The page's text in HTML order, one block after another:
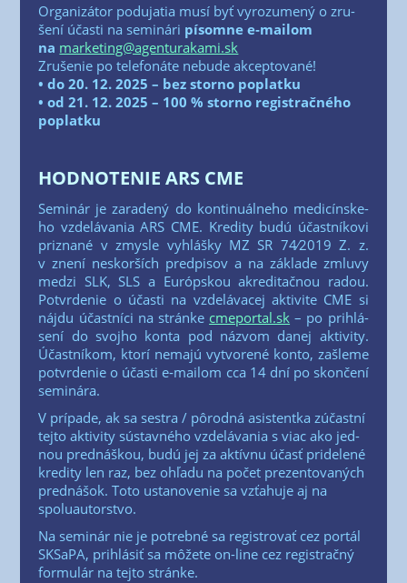
Orga­ni­zá­tor podu­ja­tia musí byť vyro­zu­me­ný o zru­
še­ní účas­ti na semi­ná­ri písom­ne e‑mailom
na marketing@agenturakami.sk
Zru­še­nie po tele­fo­ná­te nebu­de akcep­to­va­né!
• do 20. 12. 2025 – bez stor­no poplat­ku
• od 21. 12. 2025 – 100 % stor­no regis­trač­né­ho
poplatku
HODNOTENIE ARS CME
Semi­nár je zara­de­ný do kon­ti­nu­ál­ne­ho medi­cín­ske­
ho vzde­lá­va­nia ARS CME. Kre­di­ty budú účast­ní­ko­vi
pri­zna­né v zmys­le vyhláš­ky MZ SR 74⁄2019 Z. z.
v zne­ní neskor­ších pred­pi­sov a na zákla­de zmlu­vy
medzi SLK, SLS a Európ­skou akre­di­tač­nou radou.
Potvr­de­nie o účas­ti na vzde­lá­va­cej akti­vi­te CME si
náj­du účast­ní­ci na strán­ke cmeportal.sk – po pri­hlá­
se­ní do svoj­ho kon­ta pod náz­vom danej akti­vi­ty.
Účast­ní­kom, kto­rí nema­jú vytvo­re­né kon­to, zašle­me
potvr­de­nie o účas­ti e‑mailom cca 14 dní po skon­če­ní
seminára.
V prí­pa­de, ak sa ses­tra /​ pôrod­ná asis­tent­ka zúčast­ní
tej­to akti­vi­ty sústav­né­ho vzde­lá­va­nia s viac ako jed­
nou pred­náš­kou, budú jej za aktív­nu účasť pri­de­le­né
kre­di­ty len raz, bez ohľa­du na počet pre­zen­to­va­ných
pred­ná­šok. Toto usta­no­ve­nie sa vzťa­hu­je aj na
spoluautorstvo.
Na semi­nár nie je potreb­né sa regis­tro­vať cez por­tál
SKSa­PA, pri­hlá­siť sa môže­te on-line cez regis­trač­ný
for­mu­lár na tej­to stránke.